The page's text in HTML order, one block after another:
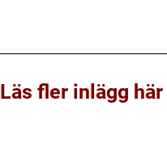
Läs fler inlägg här